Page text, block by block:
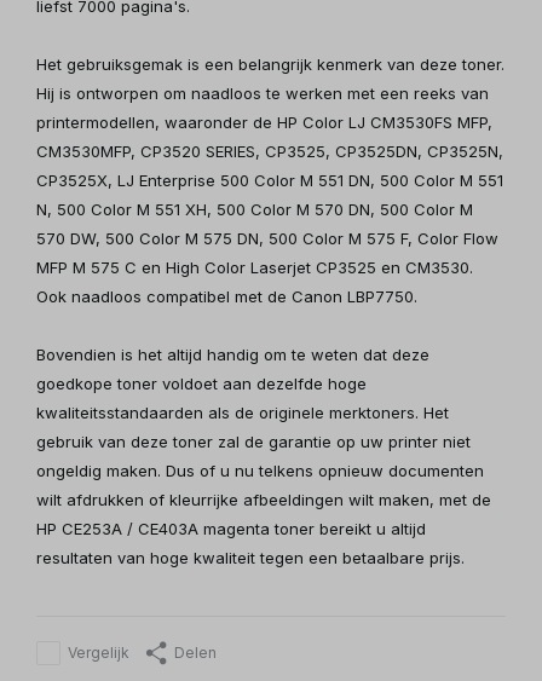
liefst 7000 pagina's.
Het gebruiksgemak is een belangrijk kenmerk van deze toner.
Hij is ontworpen om naadloos te werken met een reeks van
printermodellen, waaronder de HP Color LJ CM3530FS MFP,
CM3530MFP, CP3520 SERIES, CP3525, CP3525DN, CP3525N,
CP3525X, LJ Enterprise 500 Color M 551 DN, 500 Color M 551
N, 500 Color M 551 XH, 500 Color M 570 DN, 500 Color M
570 DW, 500 Color M 575 DN, 500 Color M 575 F, Color Flow
MFP M 575 C en High Color Laserjet CP3525 en CM3530.
Ook naadloos compatibel met de Canon LBP7750.
Bovendien is het altijd handig om te weten dat deze
goedkope toner voldoet aan dezelfde hoge
kwaliteitsstandaarden als de originele merktoners. Het
gebruik van deze toner zal de garantie op uw printer niet
ongeldig maken. Dus of u nu telkens opnieuw documenten
wilt afdrukken of kleurrijke afbeeldingen wilt maken, met de
HP CE253A / CE403A magenta toner bereikt u altijd
resultaten van hoge kwaliteit tegen een betaalbare prijs.
Vergelijk Delen